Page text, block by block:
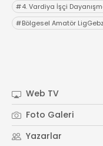
#4. Vardiya İşçi
#Bölgesel Amatör
Web TV
Foto Galeri
Yazarlar